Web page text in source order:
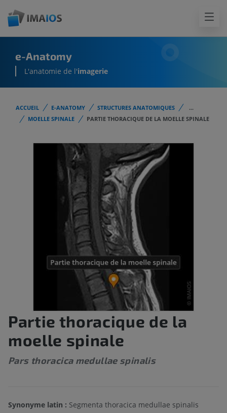
e-Anatomy
L'anatomie de l'imagerie
ACCUEIL E-ANATOMY STRUCTURES ANATOMIQUES
...
MOELLE SPINALE
PARTIE THORACIQUE DE LA MOELLE SPINALE
Partie thoracique de la
moelle spinale
Pars thoracica medullae spinalis
Synonyme latin : Segmenta thoracica medullae spinalis